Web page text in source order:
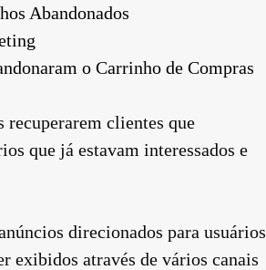
Abandonados
o Carrinho de Compras
clientes que
que já estavam interessados e
direcionados para usuários
exibidos através de vários canais